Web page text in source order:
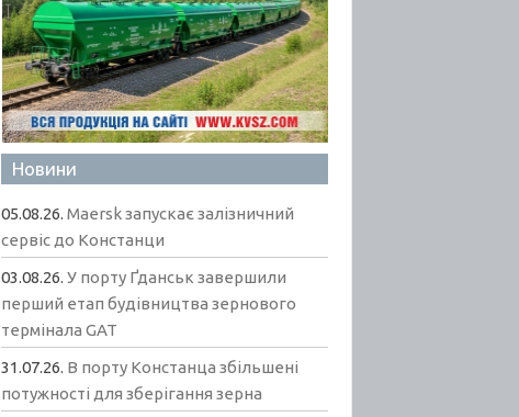
Новини
05.08.26.Maersk запускає залізничний
сервіс до Констанци
03.08.26.У порту Ґданськ завершили
перший етап будівництва зернового
термінала GAT
31.07.26. В порту Констанца збільшені
потужності для зберігання зерна